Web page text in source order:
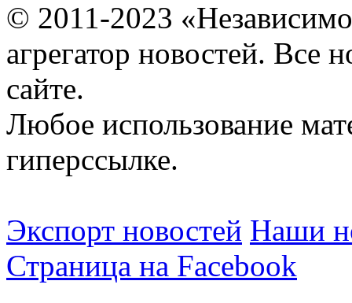
© 2011-2023
агрегатор новостей. Все
сайте.
Любое использование
гиперссылке.
Экспорт новостей Наши
Страница на Facebook